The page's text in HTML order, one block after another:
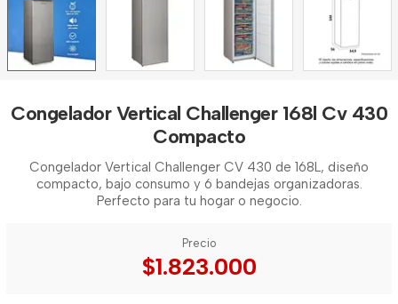
Congelador Vertical Challenger 168l Cv 430
Compacto
Congelador Vertical Challenger CV 430 de 168L, diseño
compacto, bajo consumo y 6 bandejas organizadoras.
Perfecto para tu hogar o negocio.
Precio
$1.823.000